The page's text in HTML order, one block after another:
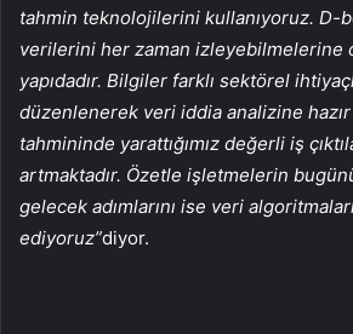
tahmin teknolojilerini kullanıyoruz. D-
verilerini her zaman izleyebilmelerine
yapıdadır. Bilgiler farklı sektörel
düzenlenerek veri iddia analizine
tahmininde yarattığımız değerli iş
artmaktadır. Özetle işletmelerin
gelecek adımlarını ise veri
ediyoruz”diyor.